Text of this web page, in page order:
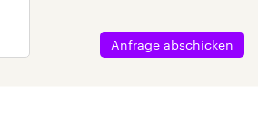
Anfrage abschicken